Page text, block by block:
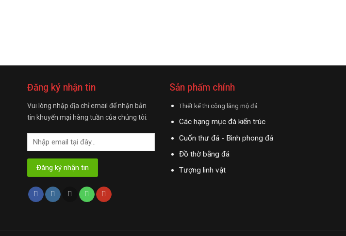
Đăng ký nhận tin
Vui lòng nhập địa chỉ email để nhận bản
tin khuyến mại hàng tuần của chúng tôi:
Sản phẩm chính
Thiết kế thi công lăng mộ đá
Các hạng mục đá kiến trúc
Cuốn thư đá - Bình phong đá
Đồ thờ bằng đá
Tượng linh vật